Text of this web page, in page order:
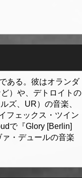
ある。彼はオランダ
）や、デトロイトの
ズ、UR）の音楽、
フェックス・ツイン
で『Glory [Berlin]
・デュールの音楽